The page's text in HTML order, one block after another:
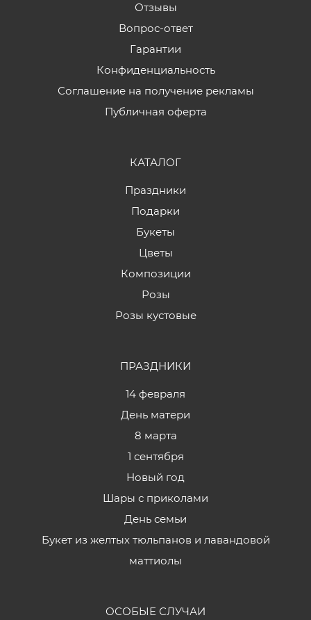
Отзывы
Вопрос-ответ
Гарантии
Конфиденциальность
Соглашение на получение рекламы
Публичная оферта
КАТАЛОГ
Праздники
Подарки
Букеты
Цветы
Композиции
Розы
Розы кустовые
ПРАЗДНИКИ
14 февраля
День матери
8 марта
1 сентября
Новый год
Шары с приколами
День семьи
Букет из желтых тюльпанов и лавандовой
маттиолы
ОСОБЫЕ СЛУЧАИ